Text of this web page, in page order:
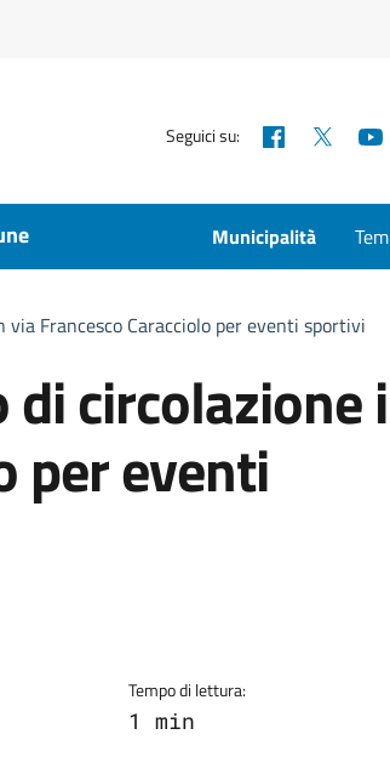
Seguici su: Facebook
Municipalità
Francesco Caracciolo per eventi sportivi
circolazione
per eventi
Tempo di lettura:
1 min